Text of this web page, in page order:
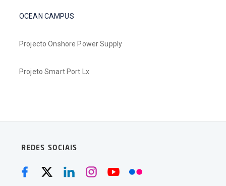
OCEAN CAMPUS
Projecto Onshore Power Supply
Projeto Smart Port Lx
REDES SOCIAIS